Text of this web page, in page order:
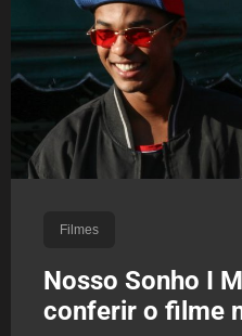
Filmes
Nosso Sonho I
conferir o filme